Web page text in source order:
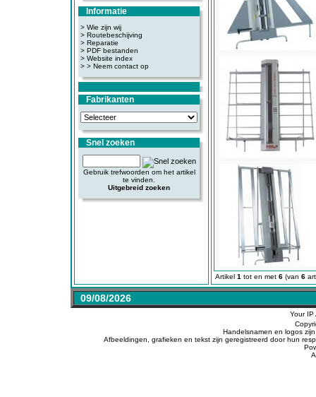
Informatie
> Wie zijn wij
> Routebeschijving
> Reparatie
> PDF bestanden
> Website index
> > Neem contact op
Fabrikanten
Snel zoeken
Gebruik trefwoorden om het artikel
te vinden.
Uitgebreid zoeken
Artikel 1 tot en met 6 (van 6
09/08/2026
Your IP
Handelsnamen en logos
Afbeeldingen, grafieken en tekst zijn geregistreerd door hun